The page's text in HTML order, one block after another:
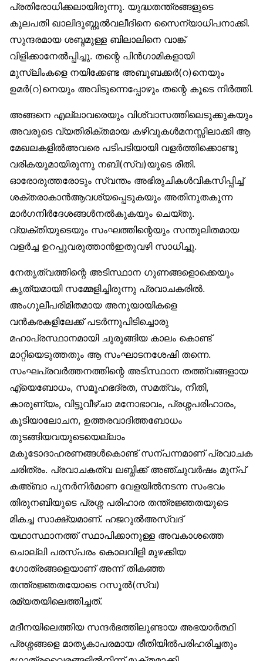
പ്രതിരോധിക്കലായിരുന്നു. യുദ്ധതന്ത്രങ്ങളുടെ
കുലപതി ഖാലിദുബ്നുല്‍വലീദിനെ സൈന്യാധിപനാക്കി.
സുന്ദരമായ ശബ്ദമുള്ള ബിലാലിനെ വാങ്ക്
വിളിക്കാനേല്‍പ്പിച്ചു. തന്റെ പിന്‍ഗാമികളായി
മുസ്‌ലിംകളെ നയിക്കേണ്ട അബൂബക്കര്‍(റ)നെയും
ഉമര്‍(റ)നെയും അവിടുന്നെപ്പോഴും തന്റെ കൂടെ നിര്‍ത്തി.
അങ്ങനെ എല്ലാവരെയും വിശ്വാസത്തിലെടുക്കുകയും
അവരുടെ വ്യതിരിക്തമായ കഴിവുകള്‍മനസ്സിലാക്കി ആ
മേഖലകളില്‍അവരെ പടിപടിയായി വളര്‍ത്തിക്കൊണ്ടു
വരികയുമായിരുന്നു നബി(സ്വ)യുടെ രീതി.
ഓരോരുത്തരോടും സ്വന്തം അഭിരുചികള്‍വികസിപ്പിച്ച്
ശക്തരാകാന്‍ആവശ്യപ്പെടുകയും അതിനുതകുന്ന
മാര്‍ഗനിര്‍ദേശങ്ങള്‍നല്‍കുകയും ചെയ്തു.
വ്യക്തിയുടെയും സംഘത്തിന്റെയും സന്തുലിതമായ
വളര്‍ച്ച ഉറപ്പുവരുത്താന്‍ഇതുവഴി സാധിച്ചു.
നേതൃത്വത്തിന്റെ അടിസ്ഥാന ഗുണങ്ങളൊക്കെയും
കൃത്യമായി സമ്മേളിച്ചിരുന്നു പ്രവാചകരില്‍.
അംഗുലീപരിമിതമായ അനുയായികളെ
വന്‍കരകളിലേക്ക് പടര്‍ന്നുപിടിച്ചൊരു
മഹാപ്രസ്ഥാനമായി ചുരുങ്ങിയ കാലം കൊണ്ട്
മാറ്റിയെടുത്തതും ആ സംഘാടനശേഷി തന്നെ.
സംഘപ്രവര്‍ത്തനത്തിന്റെ അടിസ്ഥാന തത്ത്വങ്ങളായ
എ്യെബോധം, സമൂഹഭദ്രത, സമത്വം, നീതി,
കാരുണ്യം, വിട്ടുവീഴ്ചാ മനോഭാവം, പ്രശ്നപരിഹാരം,
കൂടിയാലോചന, ഉത്തരവാദിത്തബോധം
തുടങ്ങിയവയുടെയെല്ലാം
മകുടോദാഹരണങ്ങള്‍കൊണ്ട് സന്പന്നമാണ് പ്രവാചക
ചരിത്രം. പ്രവാചകത്വ ലബ്ധിക്ക് അഞ്ചുവര്‍ഷം മുന്പ്
കഅ്ബാ പുനര്‍നിര്‍മാണ വേളയില്‍നടന്ന സംഭവം
തിരുനബിയുടെ പ്രശ്ന പരിഹാര തന്ത്രജ്ഞതയുടെ
മികച്ച സാക്ഷ്യമാണ്. ഹജറുല്‍അസ്വദ്
യഥാസ്ഥാനത്ത് സ്ഥാപിക്കാനുള്ള അവകാശത്തെ
ചൊല്ലി പരസ്പരം കൊലവിളി മുഴക്കിയ
ഗോത്രങ്ങളെയാണ് അന്ന് തികഞ്ഞ
തന്ത്രജ്ഞതയോടെ റസൂല്‍(സ്വ)
രമ്യതയിലെത്തിച്ചത്.
മദീനയിലെത്തിയ സന്ദര്‍ഭത്തിലുണ്ടായ അഭയാര്‍ത്ഥി
പ്രശ്നങ്ങളെ മാതൃകാപരമായ രീതിയില്‍പരിഹരിച്ചതും